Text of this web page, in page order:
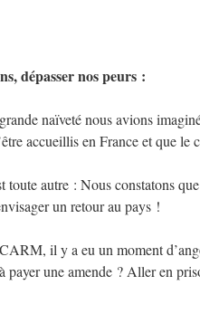
dépasser nos peurs :
naïveté nous avions
accueillis en France et que
toute autre : Nous constatons
un retour au pays !
il y a eu un moment
payer une amende ? Aller en